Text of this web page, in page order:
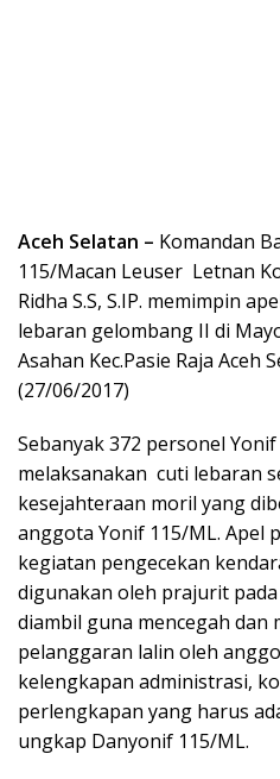
Aceh Selatan – Komandan
115/Macan Leuser Letnan
Ridha S.S, S.IP. memimpin
lebaran gelombang II di
Asahan Kec.Pasie Raja Aceh
(27/06/2017)
Sebanyak 372 personel
melaksanakan cuti lebaran
kesejahteraan moril yang
anggota Yonif 115/ML. Apel
kegiatan pengecekan
digunakan oleh prajurit
diambil guna mencegah dan
pelanggaran lalin oleh
kelengkapan administrasi,
perlengkapan yang harus
ungkap Danyonif 115/ML.